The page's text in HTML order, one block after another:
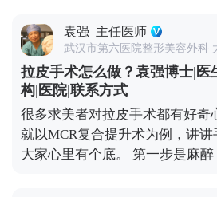
解。
要传统拉皮手术了。它能深层提
源上解决松弛问题，效果也更持久。 另外提醒
日常护肤、坚持防晒、健康饮食
皮肤松弛的速度。改善松弛没有
判断自己的松弛程度，再在专业
己的方案。 想知道更多关于
题，可以去官方媒体平台（公众
薯）预约面诊，详细了解。
膜和肌肉也会松弛下垂，这才是
它的原理很简单：就拿MCR复合
过隐蔽的切口，把面部皮肤和深
对松弛的筋膜、肌肉进行提拉、
余的皮肤切除，最后缝合，这样
部的紧致和轮廓感。 不是所有人都适合做拉皮，它更
适合中重度面部松弛的人——比
凹陷、法令纹很深、下颌线模糊
袁强 主任医师
武汉市第六医院整形美容外科
拉皮手术怎么做？袁强博士|医
构|医院|联系方式
很多求美者对拉皮手术都有好奇
就以MCR复合提升术为例，讲
大家心里有个底。 第一步是麻